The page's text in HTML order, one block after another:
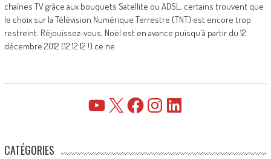
chaînes TV grâce aux bouquets Satellite ou ADSL, certains trouvent que
le choix sur la Télévision Numérique Terrestre (TNT) est encore trop
restreint. Réjouissez-vous, Noël est en avance puisqu'à partir du 12
décembre 2012 (12.12.12 !) ce ne
YouTube FacebookInstagramLinkedIn
CATÉGORIES